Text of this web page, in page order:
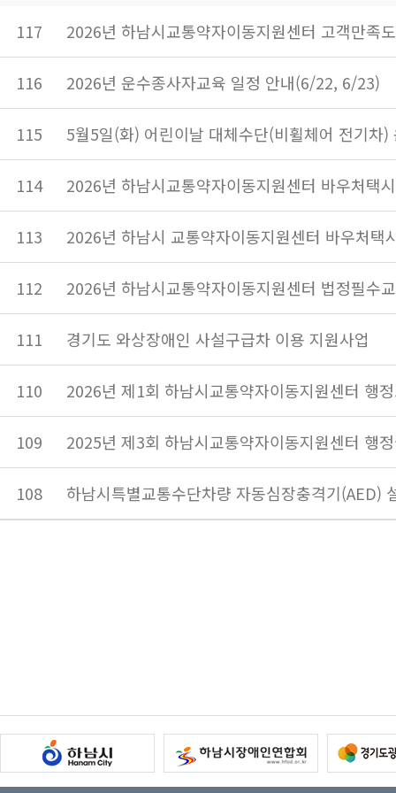
117 2026년 하남시교통약자이동지원센터 고객만족
116 2026년 운수종사자교육 일정 안내(6/22, 6/23)
115 5월5일(화) 어린이날 대체수단(비휠체어 전기차)
114 2026년 하남시교통약자이동지원센터 바우처택
113 2026년 하남시 교통약자이동지원센터 바우처택
112 2026년 하남시교통약자이동지원센터 법정필수
111 경기도 와상장애인 사설구급차 이용 지원사업
110 2026년 제1회 하남시교통약자이동지원센터 행
109 2025년 제3회 하남시교통약자이동지원센터 행
108 하남시특별교통수단차량 자동심장충격기(AED)